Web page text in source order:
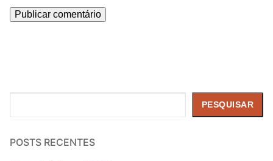
PESQUISAR
POSTS RECENTES